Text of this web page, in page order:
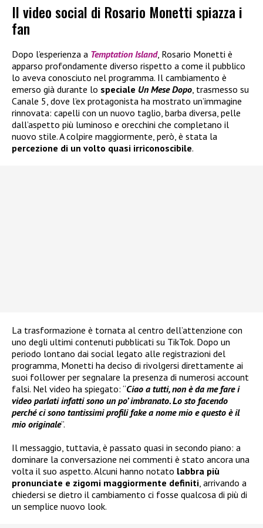
Il video social di Rosario Monetti spiazza i
fan
Dopo l’esperienza a Temptation Island, Rosario Monetti è
apparso profondamente diverso rispetto a come il pubblico
lo aveva conosciuto nel programma. Il cambiamento è
emerso già durante lo speciale Un Mese Dopo , trasmesso su
Canale 5, dove l’ex protagonista ha mostrato un’immagine
rinnovata: capelli con un nuovo taglio, barba diversa, pelle
dall’aspetto più luminoso e orecchini che completano il
nuovo stile. A colpire maggiormente, però, è stata la
percezione di un volto quasi irriconoscibile.
La trasformazione è tornata al centro dell’attenzione con
uno degli ultimi contenuti pubblicati su TikTok. Dopo un
periodo lontano dai social legato alle registrazioni del
programma, Monetti ha deciso di rivolgersi direttamente ai
suoi follower per segnalare la presenza di numerosi account
falsi. Nel video ha spiegato: “Ciao a tutti, non è da me fare i
video parlati infatti sono un po’ imbranato. Lo sto facendo
perché ci sono tantissimi profili fake a nome mio e questo è il
mio originale”.
Il messaggio, tuttavia, è passato quasi in secondo piano: a
dominare la conversazione nei commenti è stato ancora una
volta il suo aspetto. Alcuni hanno notato labbra più
pronunciate e zigomi maggiormente definiti , arrivando a
chiedersi se dietro il cambiamento ci fosse qualcosa di più di
un semplice nuovo look.